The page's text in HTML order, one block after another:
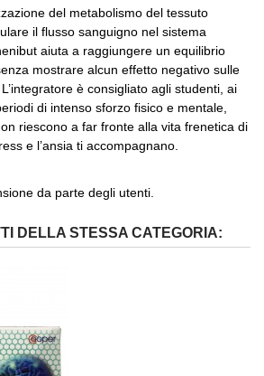
del metabolismo del tessuto
il flusso sanguigno nel sistema
aiuta a raggiungere un equilibrio
mostrare alcun effetto negativo sulle
è consigliato agli studenti, ai
di intenso sforzo fisico e mentale,
riescono a far fronte alla vita frenetica di
e l’ansia ti accompagnano.
da parte degli utenti.
DELLA STESSA CATEGORIA: